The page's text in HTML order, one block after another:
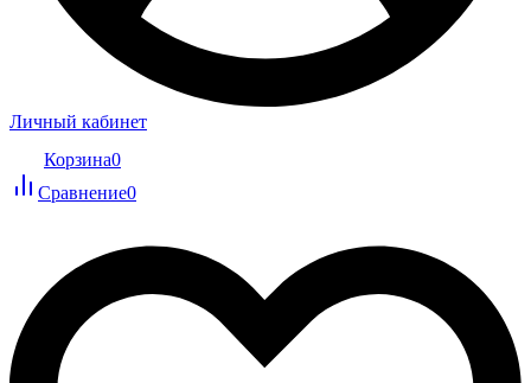
Личный кабинет
Корзина0
Сравнение0